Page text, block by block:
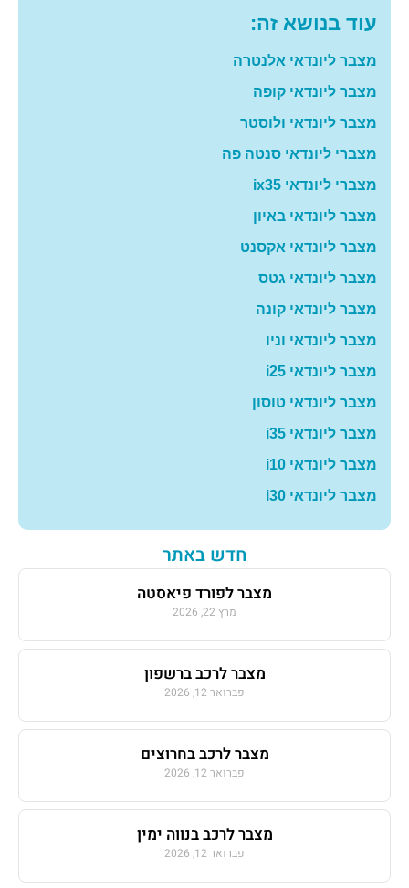
עוד בנושא זה:
מצבר ליונדאי אלנטרה
מצבר ליונדאי קופה
מצבר ליונדאי ולוסטר
מצברי ליונדאי סנטה פה
מצברי ליונדאי ix35
מצבר ליונדאי באיון
מצבר ליונדאי אקסנט
מצבר ליונדאי גטס
מצבר ליונדאי קונה
מצבר ליונדאי וניו
מצבר ליונדאי i25
מצבר ליונדאי טוסון
מצבר ליונדאי i35
מצבר ליונדאי i10
מצבר ליונדאי i30
חדש באתר
מצבר לפורד פיאסטה
מרץ 22, 2026
מצבר לרכב ברשפון
פברואר 12, 2026
מצבר לרכב בחרוצים
פברואר 12, 2026
מצבר לרכב בנווה ימין
פברואר 12, 2026